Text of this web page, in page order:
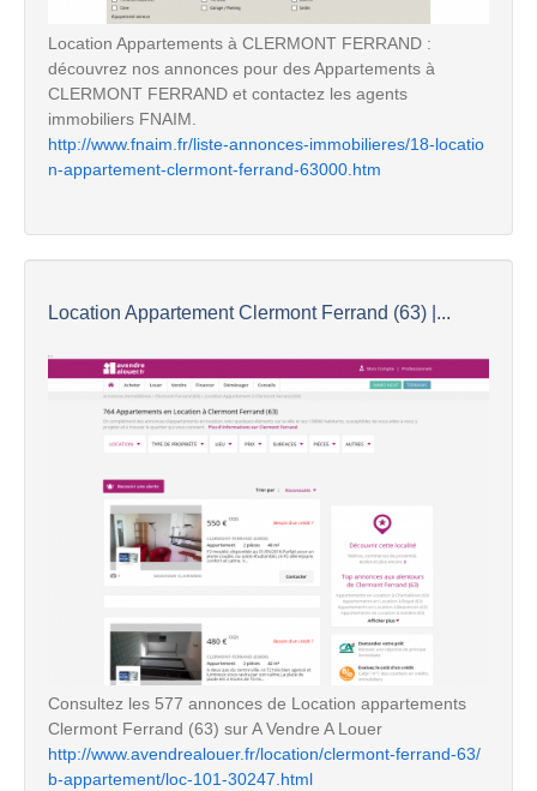
Location Appartements à CLERMONT FERRAND :
découvrez nos annonces pour des Appartements à
CLERMONT FERRAND et contactez les agents
immobiliers FNAIM.
http://www.fnaim.fr/liste-annonces-immobilieres/18-locatio
n-appartement-clermont-ferrand-63000.htm
Location Appartement Clermont Ferrand (63) |...
Consultez les 577 annonces de Location appartements
Clermont Ferrand (63) sur A Vendre A Louer
http://www.avendrealouer.fr/location/clermont-ferrand-63/
b-appartement/loc-101-30247.html